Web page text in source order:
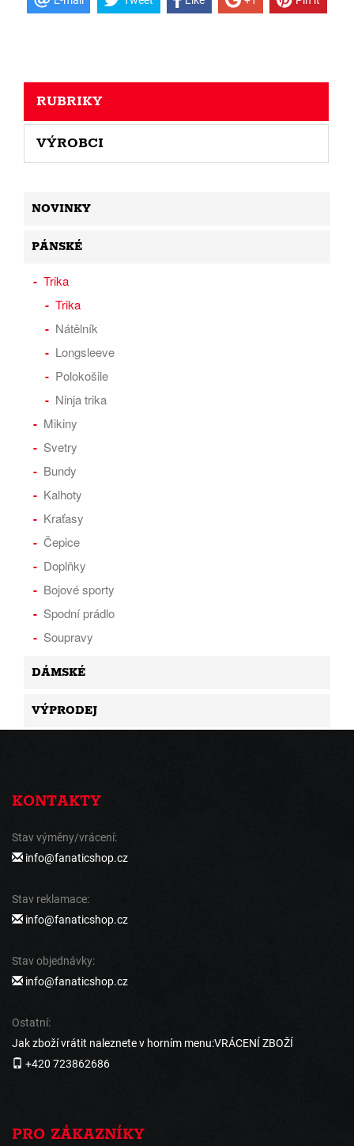
RUBRIKY
VÝROBCI
NOVINKY
PÁNSKÉ
Trika
Trika
Nátělník
Longsleeve
Polokošile
Ninja trika
Mikiny
Svetry
Bundy
Kalhoty
Kraťasy
Čepice
Doplňky
Bojové sporty
Spodní prádlo
Soupravy
DÁMSKÉ
VÝPRODEJ
KONTAKTY
Stav výměny/vrácení:
info@fanaticshop.cz
Stav reklamace:
info@fanaticshop.cz
Stav objednávky:
info@fanaticshop.cz
Ostatní:
Jak zboží vrátit naleznete v horním menu:VRÁCENÍ ZBOŽÍ
+420 723862686
PRO ZÁKAZNÍKY